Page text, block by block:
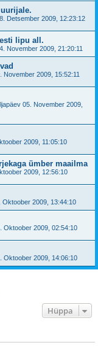
Detsember 2009, 12:23:12
lipu all.
November 2009, 21:20:11
November 2009, 15:52:11
05. November 2009,
2009, 11:05:10
ümber maailma
2009, 12:56:10
Oktoober 2009, 13:44:10
Oktoober 2009, 02:54:10
Oktoober 2009, 14:06:10
Hüppa